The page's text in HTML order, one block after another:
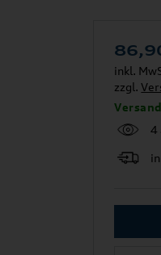
inkl.
zzgl.
4